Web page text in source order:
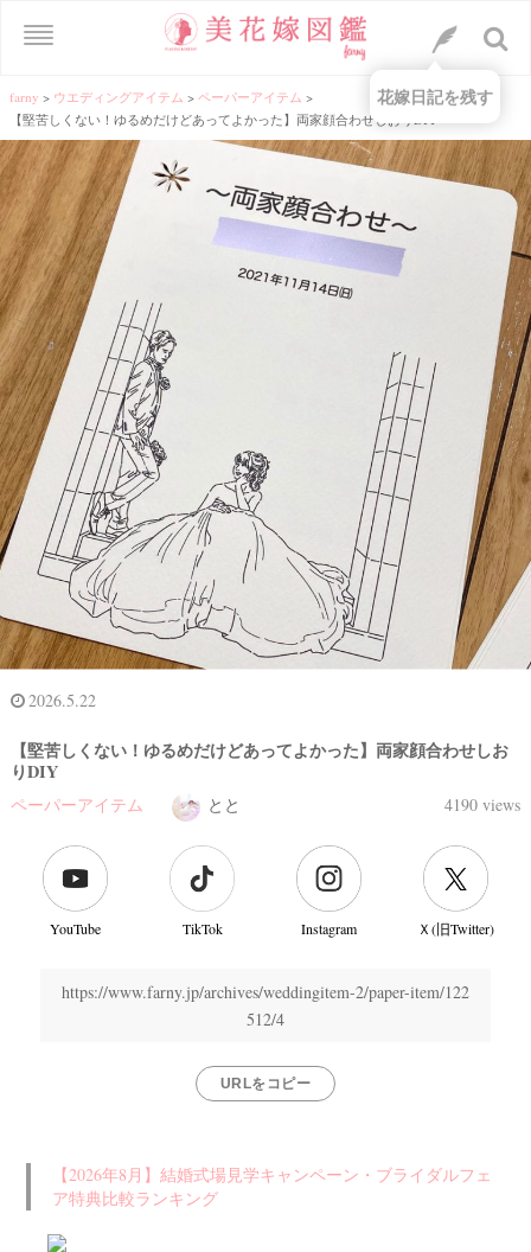
farny > ウエディングアイテム > ペーパーアイテム >
【堅苦しくない！ゆるめだけどあってよかった】両家顔合わせしおりDIY
2026.5.22
【堅苦しくない！ゆるめだけどあってよかった】両家顔合わせしお
りDIY
ペーパーアイテム とと 4190 views
YouTube TikTok Instagram Ｘ(旧Twitter)
https://www.farny.jp/archives/weddingitem-2/paper-item/122
512/4
URLをコピー
【2026年8月】結婚式場見学キャンペーン・ブライダルフェ
ア特典比較ランキング
花嫁日記を残す